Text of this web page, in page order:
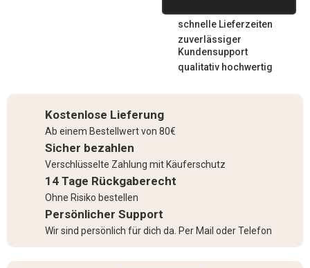
schnelle Lieferzeiten
zuverlässiger
Kundensupport
qualitativ hochwertig
Kostenlose Lieferung
Ab einem Bestellwert von 80€
Sicher bezahlen
Verschlüsselte Zahlung mit Käuferschutz
14 Tage Rückgaberecht
Ohne Risiko bestellen
Persönlicher Support
Wir sind persönlich für dich da. Per Mail oder Telefon